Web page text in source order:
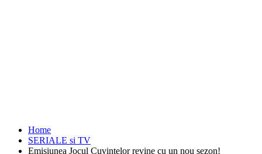
Home
SERIALE si TV
Emisiunea Jocul Cuvintelor revine cu un nou sezon!